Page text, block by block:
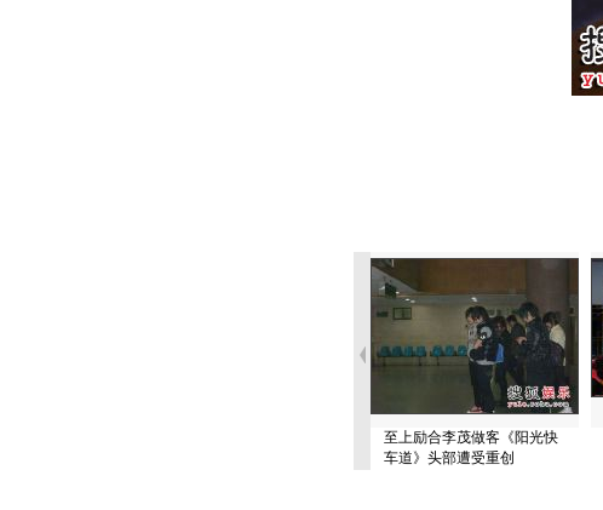
至上励合李茂做客《阳光快
车道》头部遭受重创